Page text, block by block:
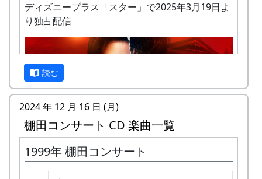
私達メシポンバンドが若い頃連続出場を果たして
ガーの“坂庭省悟さん”を始め審査員の方が見守る
中、毎年優秀バンドが表彰されました。
私達は、この「棚田のうた ～ふるさと加美の里
へ～」で出場した年、“２位”に入ることができま
した。賞品は何と！「地元産の卵、半年分」でし
た。
田んぼの真ん中で山積みの卵の箱を受け取り、バ
ディズニープラス「スター」で2025年3月19日よ
り独占配信
予告編
読む
2024 年 12 月 16 日 (月)
棚田コンサート CD 楽曲一覧
1999年 棚田コンサート